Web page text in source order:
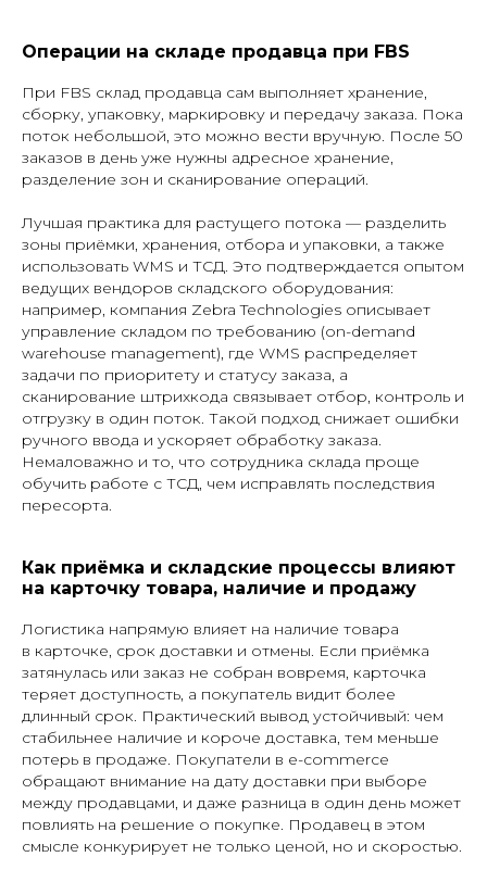
Операции на складе продавца при FBS
При FBS склад продавца сам выполняет хранение,
сборку, упаковку, маркировку и передачу заказа. Пока
поток небольшой, это можно вести вручную. После 50
заказов в день уже нужны адресное хранение,
разделение зон и сканирование операций.
Лучшая практика для растущего потока — разделить
зоны приёмки, хранения, отбора и упаковки, а также
использовать WMS и ТСД. Это подтверждается опытом
ведущих вендоров складского оборудования:
например, компания Zebra Technologies описывает
управление складом по требованию (on-demand
warehouse management), где WMS распределяет
задачи по приоритету и статусу заказа, а
сканирование штрихкода связывает отбор, контроль и
отгрузку в один поток. Такой подход снижает ошибки
ручного ввода и ускоряет обработку заказа.
Немаловажно и то, что сотрудника склада проще
обучить работе с ТСД, чем исправлять последствия
пересорта.
Как приёмка и складские процессы влияют
на карточку товара, наличие и продажу
Логистика напрямую влияет на наличие товара
в карточке, срок доставки и отмены. Если приёмка
затянулась или заказ не собран вовремя, карточка
теряет доступность, а покупатель видит более
длинный срок. Практический вывод устойчивый: чем
стабильнее наличие и короче доставка, тем меньше
потерь в продаже. Покупатели в e-commerce
обращают внимание на дату доставки при выборе
между продавцами, и даже разница в один день может
повлиять на решение о покупке. Продавец в этом
смысле конкурирует не только ценой, но и скоростью.